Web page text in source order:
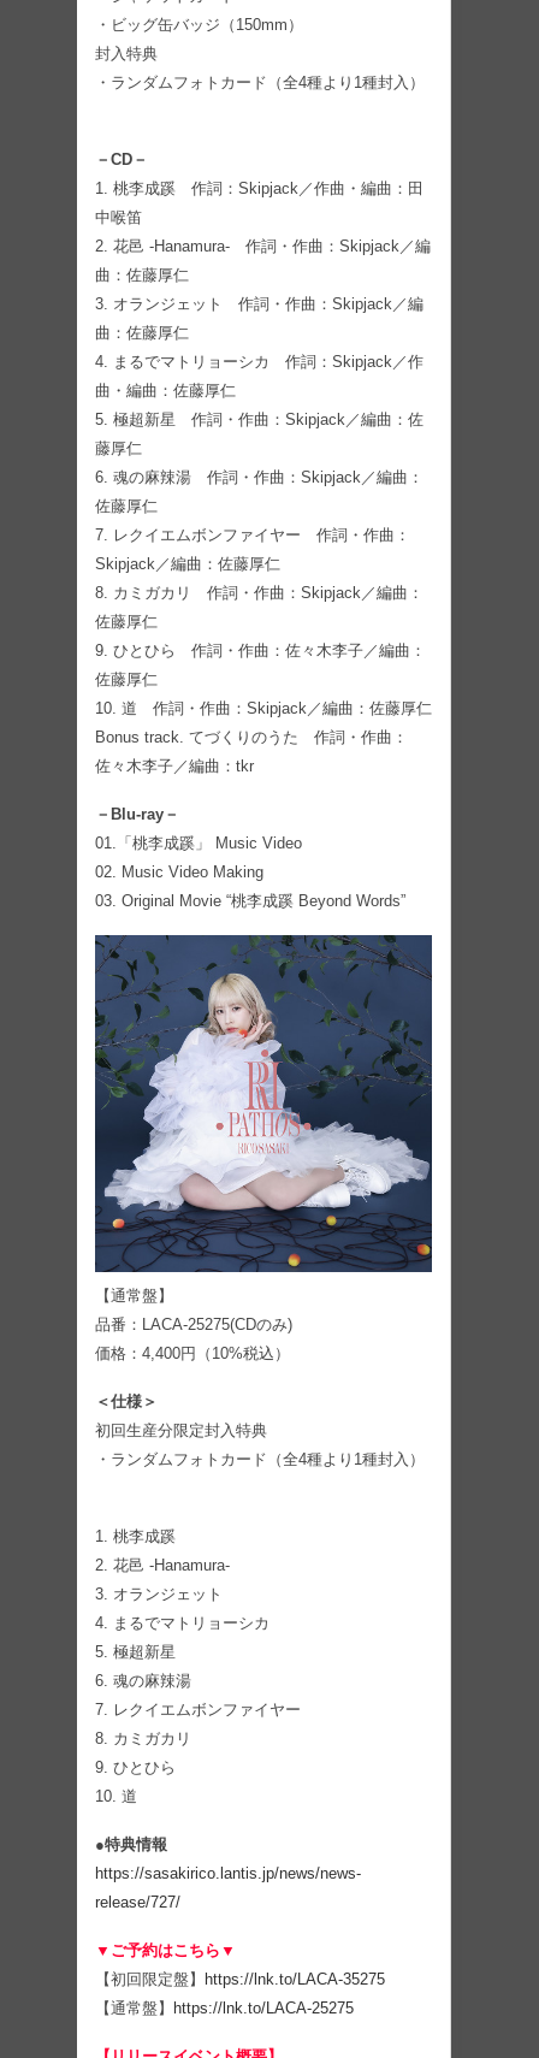
・ビッグ缶バッジ（150mm）
封入特典
・ランダムフォトカード（全4種より1種封入）
－CD－
1. 桃李成蹊 作詞：Skipjack／作曲・編曲：田
中喉笛
2. 花邑 -Hanamura- 作詞・作曲：Skipjack／編
曲：佐藤厚仁
3. オランジェット 作詞・作曲：Skipjack／編
曲：佐藤厚仁
4. まるでマトリョーシカ 作詞：Skipjack／作
曲・編曲：佐藤厚仁
5. 極超新星 作詞・作曲：Skipjack／編曲：佐
藤厚仁
6. 魂の麻辣湯 作詞・作曲：Skipjack／編曲：
佐藤厚仁
7. レクイエムボンファイヤー 作詞・作曲：
Skipjack／編曲：佐藤厚仁
8. カミガカリ 作詞・作曲：Skipjack／編曲：
佐藤厚仁
9. ひとひら 作詞・作曲：佐々木李子／編曲：
佐藤厚仁
10. 道 作詞・作曲：Skipjack／編曲：佐藤厚仁
Bonus track. てづくりのうた 作詞・作曲：
佐々木李子／編曲：tkr
－Blu-ray－
01.「桃李成蹊」 Music Video
02. Music Video Making
03. Original Movie “桃李成蹊 Beyond Words”
【通常盤】
品番：LACA-25275(CDのみ)
価格：4,400円（10%税込）
＜仕様＞
初回生産分限定封入特典
・ランダムフォトカード（全4種より1種封入）
1. 桃李成蹊
2. 花邑 -Hanamura-
3. オランジェット
4. まるでマトリョーシカ
5. 極超新星
6. 魂の麻辣湯
7. レクイエムボンファイヤー
8. カミガカリ
9. ひとひら
10. 道
●特典情報
https://sasakirico.lantis.jp/news/news-
release/727/
▼ご予約はこちら▼
【初回限定盤】
https://lnk.to/LACA-35275
【通常盤】
https://lnk.to/LACA-25275